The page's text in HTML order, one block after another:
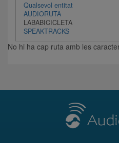
Qualsevol entitat
AUDIORUTA
LABABICICLETA
SPEAKTRACKS
No hi ha cap ruta amb les